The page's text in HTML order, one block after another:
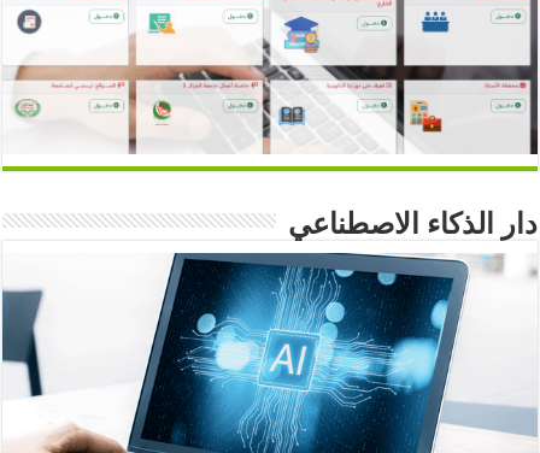
دار الذكاء الاصطناعي